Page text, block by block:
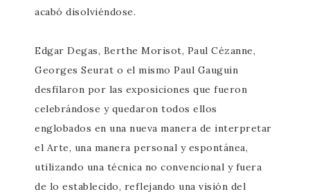
acabó disolviéndose.
Edgar Degas, Berthe Morisot, Paul Cézanne,
Georges Seurat o el mismo Paul Gauguin
desfilaron por las exposiciones que fueron
celebrándose y quedaron todos ellos
englobados en una nueva manera de interpretar
el Arte, una manera personal y espontánea,
utilizando una técnica no convencional y fuera
de lo establecido, reflejando una visión del